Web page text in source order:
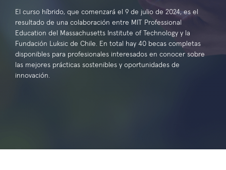
El curso híbrido, que comenzará el 9 de julio de 2024, es el
resultado de una colaboración entre MIT Professional
Education del Massachusetts Institute of Technology y la
Fundación Luksic de Chile. En total hay 40 becas completas
disponibles para profesionales interesados en conocer sobre
las mejores prácticas sostenibles y oportunidades de
innovación.